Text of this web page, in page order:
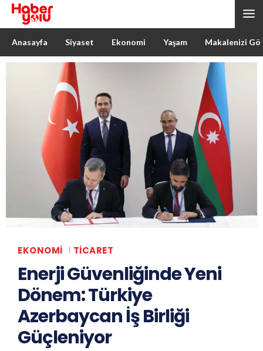
Anasayfa Siyaset Ekonomi Yaşam Makalenizi
EKONOMI TICARET
Enerji Güvenliğinde Yeni
Dönem: Türkiye
Azerbaycan İş Birliği
Güçleniyor